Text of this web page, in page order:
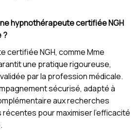
hypnothérapeute certifiée NGH
?
certifiée NGH, comme Mme
une pratique rigoureuse,
par la profession médicale.
sécurisé, adapté à
aux recherches
pour maximiser l’efficacité